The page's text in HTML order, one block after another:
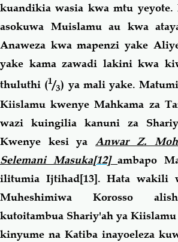
kuandikia wasia kwa mtu
asokuwa Muislamu au kwa
Anaweza kwa mapenzi yake
yake kama zawadi lakini kwa
thuluthi (1/3) ya mali yake.
Kiislamu kwenye Mahkama za
wazi kuingilia kanuni za
Kwenye kesi yaAnwar Z.
Selemani Masuka[12] ambapo
ilitumia Ijtihad[13]. Hata wakili
Muheshimiwa Korosso
kutoitambua Shariy'ah ya
kinyume na Katiba inayoeleza